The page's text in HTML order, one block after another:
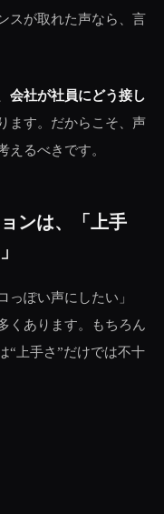
スが取れた声なら、言
会社が社員にどう接し
ます。だからこそ、声
るべきです。
ンは、「上手
ぽい声にしたい」
くあります。もちろん
“上手さ”だけでは不十